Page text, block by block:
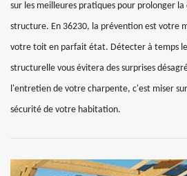
sur les meilleures pratiques pour prolonger
structure. En 36230, la prévention est votre
votre toit en parfait état. Détecter à temps
structurelle vous évitera des surprises
l'entretien de votre charpente, c'est miser
sécurité de votre habitation.